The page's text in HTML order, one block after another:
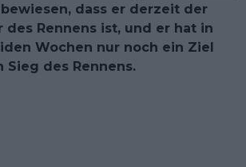
dass er derzeit der
des Rennens ist, und er hat in
Wochen nur noch ein Ziel
Sieg des Rennens.